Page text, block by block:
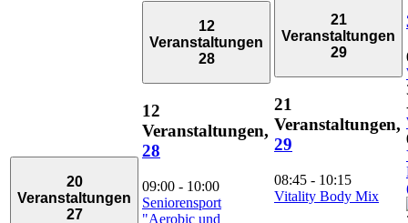
20
Veranstaltungen
27
12
Veranstaltungen
28
12
Veranstaltungen,
28
09:00 - 10:00
Seniorensport
"Aerobic und
21
Veranstaltungen
29
21
Veranstaltungen,
29
08:45 - 10:15
Vitality Body Mix